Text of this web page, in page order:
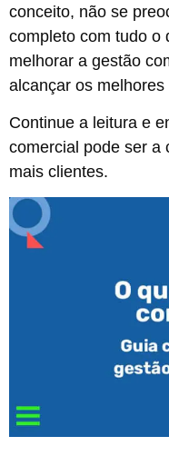
conceito, não se
completo com tudo o
melhorar a gestão
alcançar os melhores
Continue a leitura e
comercial pode ser a
mais clientes.